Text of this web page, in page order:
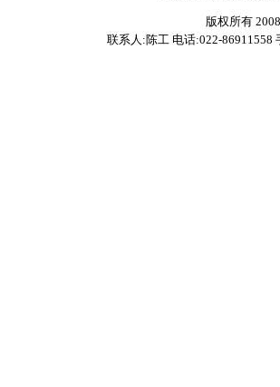
版权所有
联系人:陈工 电话:022-86911558